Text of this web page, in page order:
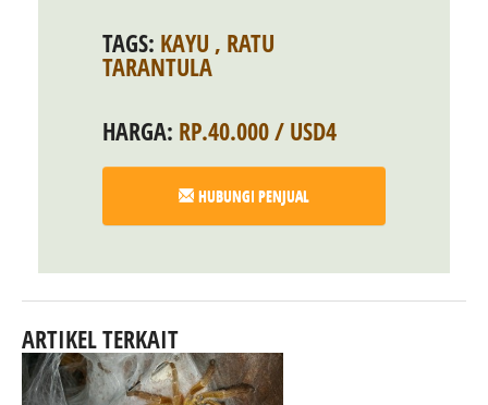
TAGS: KAYU , RATU
TARANTULA
HARGA: RP.40.000 / USD4
HUBUNGI PENJUAL
ARTIKEL TERKAIT